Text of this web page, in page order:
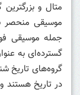
متال و
موسیقی منحصر
جمله موسیقی
گسترده‌ای به
گروه‌های تاریخ